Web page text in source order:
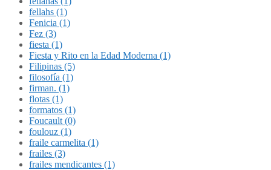
fellahs (1)
Fenicia (1)
Fez (3)
fiesta (1)
Fiesta y Rito en la Edad Moderna (1)
Filipinas (5)
filosofía (1)
firman. (1)
flotas (1)
formatos (1)
Foucault (0)
foulouz (1)
fraile carmelita (1)
frailes (3)
frailes mendicantes (1)